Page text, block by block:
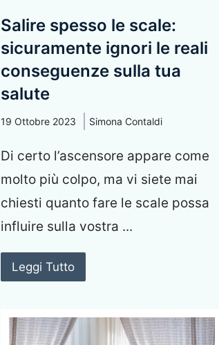
Salire spesso le scale:
sicuramente ignori le reali
conseguenze sulla tua
salute
19 Ottobre 2023 Simona Contaldi
Di certo l’ascensore appare come
molto più colpo, ma vi siete mai
chiesti quanto fare le scale possa
influire sulla vostra ...
Leggi Tutto